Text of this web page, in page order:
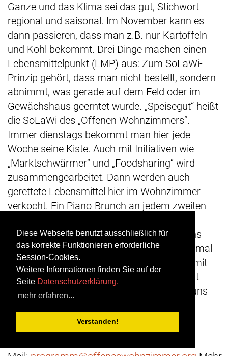
Diese Webseite benutzt ausschließlich für
das korrekte Funktionieren erforderliche
Session-Cookies.
Weitere Informationen finden Sie auf der
Seite Datenschutzerklärung.
mehr erfahren...
Verstanden!
Ganze und das Klima sei das gut, Stichwort
regional und saisonal. Im November kann es
dann passieren, dass man z.B. nur Kartoffeln
und Kohl bekommt. Drei Dinge machen einen
Lebensmittelpunkt (LMP) aus: Zum SoLaWi-
Prinzip gehört, dass man nicht bestellt, sondern
abnimmt, was gerade auf dem Feld oder im
Gewächshaus geerntet wurde. „Speisegut“ heißt
die SoLaWi des „Offenen Wohnzimmers“.
Immer dienstags bekommt man hier jede
Woche seine Kiste. Auch mit Initiativen wie
„Marktschwärmer“ und „Foodsharing“ wird
zusammengearbeitet. Dann werden auch
gerettete Lebensmittel hier im Wohnzimmer
verkocht. Ein Piano-Brunch an jedem zweiten
vielfältigen Wohnzimmer-Angebote, „Bei uns
geht es darum, selber mitzumachen, auch mal
mit zu schnippeln, manchmal zusammen mit
Profis. Aber auch wer nur essen möchte, ist
herzlich willkommen“, so Ben. „Wir freuen uns
Kontakt zum Mitmachen im „Offenen